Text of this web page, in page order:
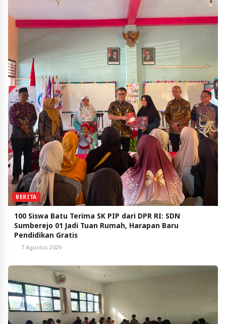
BERITA
100 Siswa Batu Terima SK PIP dari DPR RI: SDN
Sumberejo 01 Jadi Tuan Rumah, Harapan Baru
Pendidikan Gratis
7 Agustus 2026